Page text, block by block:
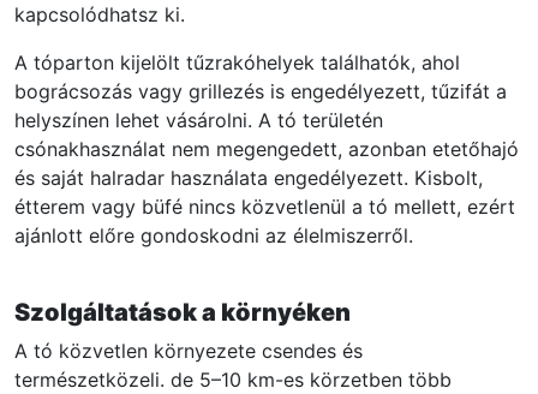
kapcsolódhatsz ki.
A tóparton kijelölt tűzrakóhelyek találhatók, ahol
bográcsozás vagy grillezés is engedélyezett, tűzifát a
helyszínen lehet vásárolni. A tó területén
csónakhasználat nem megengedett, azonban etetőhajó
és saját halradar használata engedélyezett. Kisbolt,
étterem vagy büfé nincs közvetlenül a tó mellett, ezért
ajánlott előre gondoskodni az élelmiszerről.
Szolgáltatások a környéken
A tó közvetlen környezete csendes és
természetközeli. de 5–10 km-es körzetben több